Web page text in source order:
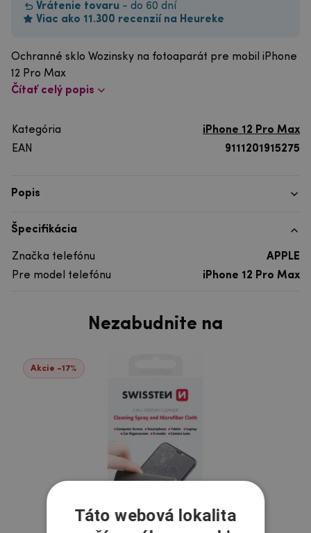
Vrátenie tovaru - do 60 dní
Viac ako 11.300 recenzií na Heureke
Ochranné sklo Wozinsky na fotoaparát pre mobil iPhone
12 Pro Max
Čítať celý popis
Kategória
iPhone 12 Pro Max
EAN
9111201915275
Popis
Špecifikácia
Značka telefónu
APPLE
Pre model telefónu
iPhone 12 Pro Max
Nezabudnite na
Akcie -17%
Táto webová lokalita